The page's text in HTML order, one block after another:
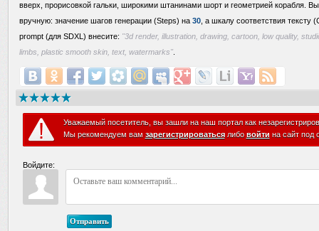
вверх, прорисовкой гальки, широкими штанинами шорт и геометрией корабля.
вручную: значение шагов генерации (Steps) на 30 , а шкалу соответствия тексту
prompt (для SDXL) внесите: "3d render, illustration, drawing, cartoon, low quality,
limbs, plastic smooth skin, text, watermarks"
Уважаемый посетитель, вы зашли на наш портал как
Мы рекомендуем вам зарегистрироватьсялибо войти на сайт под
Войдите:
Отправить